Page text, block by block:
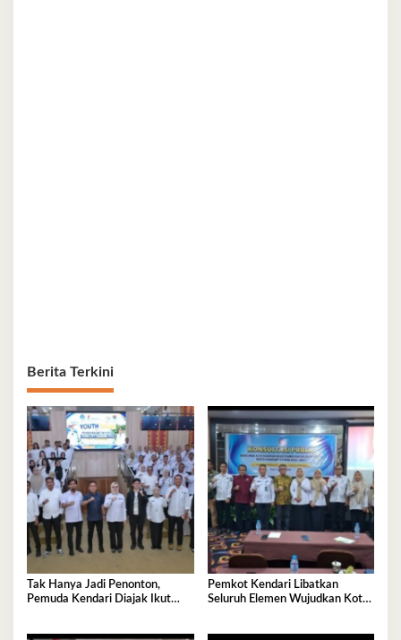
Berita Terkini
Tak Hanya Jadi Penonton,
Pemuda Kendari Diajak Ikut
Pemkot Kendari Libatkan
Seluruh Elemen Wujudkan Kota